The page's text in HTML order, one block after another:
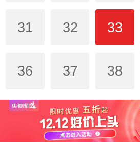
31 32 33
36 37 38